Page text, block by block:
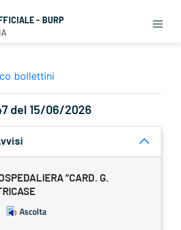
- BURP
bollettini
del 15/06/2026
“CARD. G.
Ascolta